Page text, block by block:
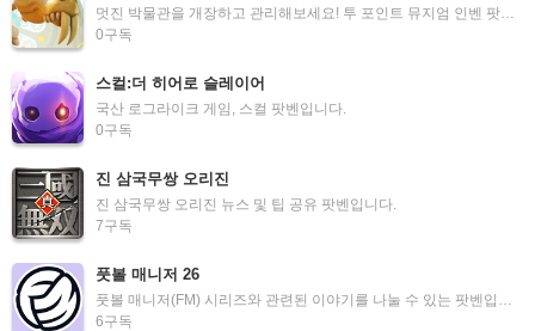
멋진 박물관을 개장하고 관리해보세요! 투 포인트 뮤지엄 인벤 팟벤입니다.
0구독
스컬:더 히어로 슬레이어
국산 로그라이크 게임, 스컬 팟벤입니다.
0구독
진 삼국무쌍 오리진
진 삼국무쌍 오리진 뉴스 및 팁 공유 팟벤입니다.
7구독
풋볼 매니저 26
풋볼 매니저(FM) 시리즈와 관련된 이야기를 나눌 수 있는 팟벤입니다!
6구독